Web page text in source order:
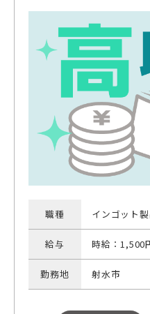
職種 インゴット
給与 時給：1,500
勤務地 射水市